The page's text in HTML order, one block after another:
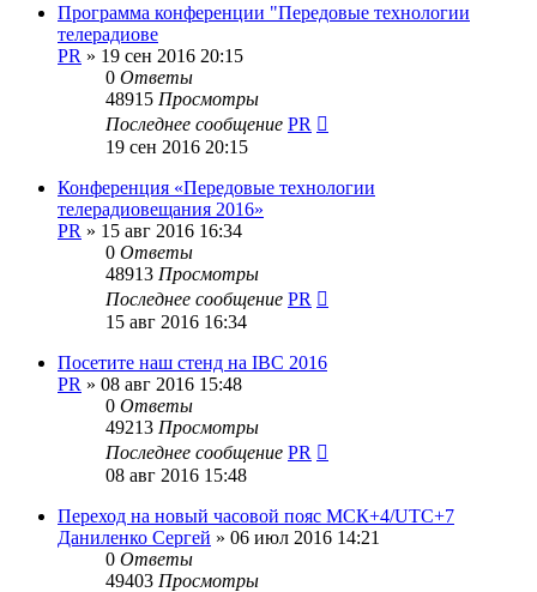
Программа конференции "Передовые технологии
телерадиове
PR » 19 сен 2016 20:15
0 Ответы
48915 Просмотры
Последнее сообщение PR
19 сен 2016 20:15
Конференция «Передовые технологии
телерадиовещания 2016»
PR » 15 авг 2016 16:34
0 Ответы
48913 Просмотры
Последнее сообщение PR
15 авг 2016 16:34
Посетите наш стенд на IBC 2016
PR » 08 авг 2016 15:48
0 Ответы
49213 Просмотры
Последнее сообщение PR
08 авг 2016 15:48
Переход на новый часовой пояс МСК+4/UTC+7
Даниленко Сергей » 06 июл 2016 14:21
0 Ответы
49403 Просмотры